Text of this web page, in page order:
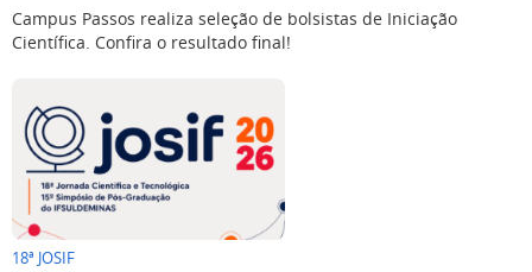
Campus Passos realiza seleção de bolsistas de Iniciação
Científica. Confira o resultado final!
18ª JOSIF